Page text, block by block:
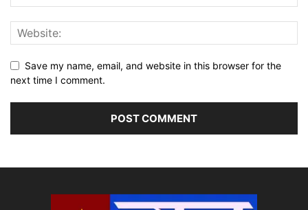
Save my name, email, and website in this browser for the
next time I comment.